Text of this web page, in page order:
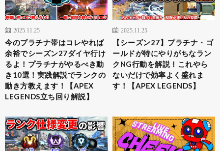
2025.11.25
今のプラチナ帯はコレやれば
余裕でシーズン27ダイヤ行け
るよ！プラチナがやるべき動
き10選！実践解説でランクの
動き方教えます！【APEX
LEGENDS立ち回り解説】
2025.11.25
【シーズン27】プラチナ・ゴ
ールドが特にやりがちなラン
クNG行動を解説！これやら
ないだけで効率よく盛れま
す！【APEX LEGENDS】